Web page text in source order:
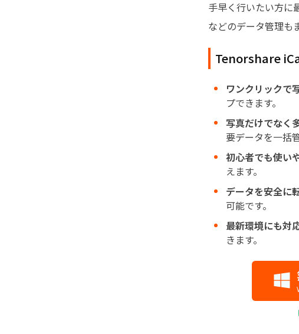
手早く行いたい方に
などのデータ管理も
Tenorshare
ワンクリックで
プできます。
写真だけでなく
要データを一括
初心者でも使い
えます。
データを安全に
可能です。
最新環境にも対
きます。